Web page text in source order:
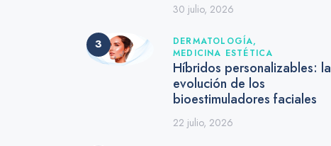
30 julio, 2026
DERMATOLOGÍA,
MEDICINA ESTÉTICA
Híbridos personalizables: la
evolución de los
bioestimuladores faciales
22 julio, 2026